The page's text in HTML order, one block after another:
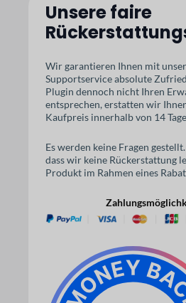
Unsere faire
Wir garantieren Ihnen mit
Supportservice absolute
Plugin dennoch nicht Ihren
entsprechen, erstatten wir
Kaufpreis innerhalb von 14
Es werden keine Fragen
dass wir keine Rückerstattung
Produkt im Rahmen eines